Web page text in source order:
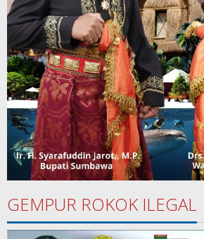
GEMPUR ROKOK ILEGAL